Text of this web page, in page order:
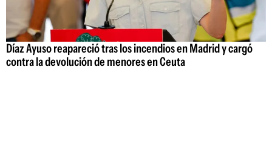
Díaz Ayuso reapareció tras los incendios en Madrid y cargó
contra la devolución de menores en Ceuta